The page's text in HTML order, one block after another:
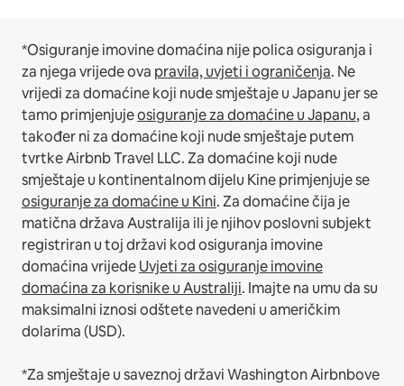
*Osiguranje imovine domaćina nije polica osiguranja i
za njega vrijede ova pravila, uvjeti i ograničenja. Ne
vrijedi za domaćine koji nude smještaje u Japanu jer se
tamo primjenjujeosiguranje za domaćine u Japanu, a
također ni za domaćine koji nude smještaje putem
tvrtke Airbnb Travel LLC.Za domaćine koji nude
smještaje u kontinentalnom dijelu Kine primjenjuje se
osiguranje za domaćine u Kini.Za domaćine čija je
matična država Australija ili je njihov poslovni subjekt
registriran u toj državi kod osiguranja imovine
domaćina vrijedeUvjeti za osiguranje imovine
domaćina za korisnike u Australiji. Imajte na umu da su
maksimalni iznosi odštete navedeni u američkim
dolarima (USD).
*Za smještaje u saveznoj državi Washington Airbnbove